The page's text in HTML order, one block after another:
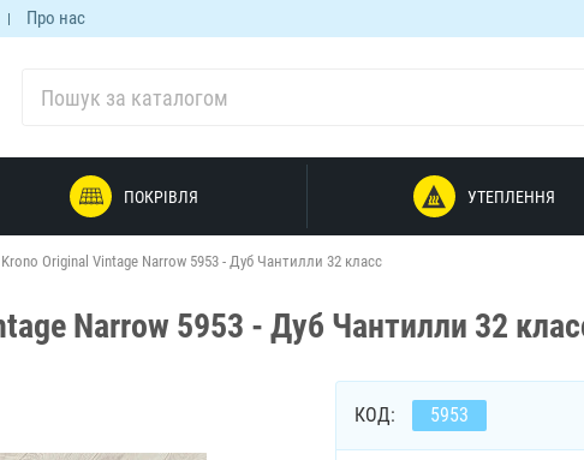
Про нас
ПОКРІВЛЯ УТЕПЛЕННЯ
Original Vintage Narrow 5953 - Дуб Чантилли 32 класс
Narrow 5953 - Дуб Чантилли 32
КОД: 5953